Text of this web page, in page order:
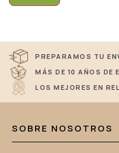
PREPARAMOS TU
MÁS DE 10 AÑOS DE
LOS MEJORES EN
SOBRE NOSOTROS